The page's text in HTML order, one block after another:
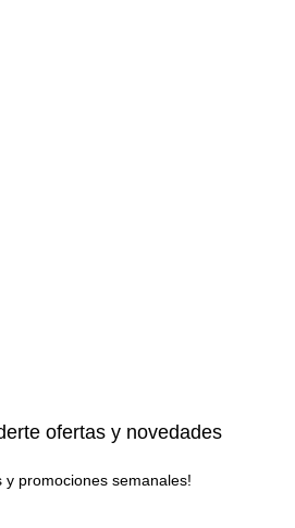
ofertas y novedades
y promociones semanales!